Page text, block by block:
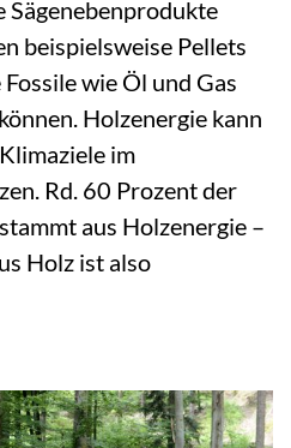
Sägenebenprodukte
beispielsweise Pellets
wie Öl und Gas
Holzenergie kann
im
Rd. 60 Prozent der
aus Holzenergie –
Holz ist also